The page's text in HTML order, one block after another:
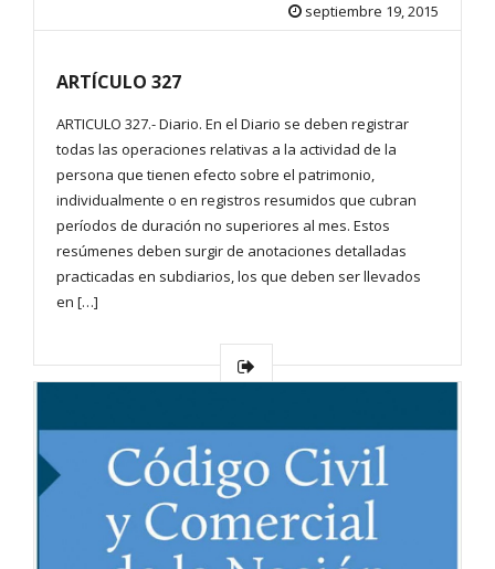
septiembre 19, 2015
ARTÍCULO 327
ARTICULO 327.- Diario. En el Diario se deben registrar
todas las operaciones relativas a la actividad de la
persona que tienen efecto sobre el patrimonio,
individualmente o en registros resumidos que cubran
períodos de duración no superiores al mes. Estos
resúmenes deben surgir de anotaciones detalladas
practicadas en subdiarios, los que deben ser llevados
en […]